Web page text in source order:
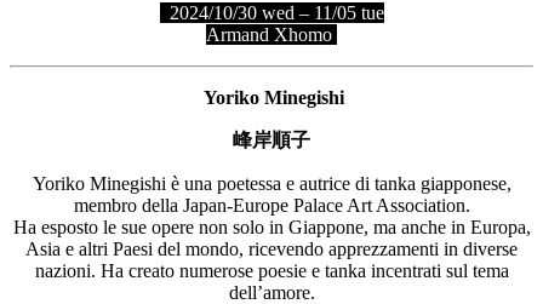
2024/10/30 wed – 11/05 tue
Armand Xhomo
Yoriko Minegishi
峰岸順子
Yoriko Minegishi è una poetessa e autrice di tanka giapponese,
membro della Japan-Europe Palace Art Association.
Ha esposto le sue opere non solo in Giappone, ma anche in Europa,
Asia e altri Paesi del mondo, ricevendo apprezzamenti in diverse
nazioni. Ha creato numerose poesie e tanka incentrati sul tema
dell’amore.